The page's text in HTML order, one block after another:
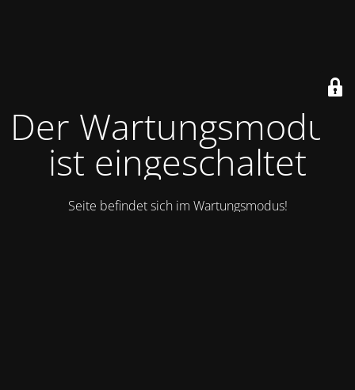
Der Wartungsmodus
ist eingeschaltet
Seite befindet sich im Wartungsmodus!